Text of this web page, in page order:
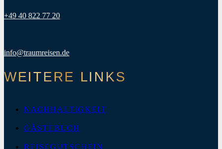
+49 40 822 77 20
info@traumreisen.de
WEITERE LINKS
NACHHALTIGKEIT
GÄSTEBUCH
REISEGUTSCHEIN